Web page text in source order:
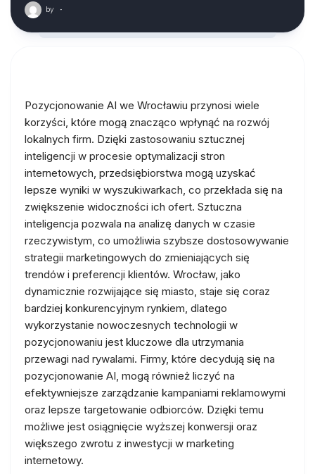
by ·
Pozycjonowanie AI we Wrocławiu przynosi wiele
korzyści, które mogą znacząco wpłynąć na rozwój
lokalnych firm. Dzięki zastosowaniu sztucznej
inteligencji w procesie optymalizacji stron
internetowych, przedsiębiorstwa mogą uzyskać
lepsze wyniki w wyszukiwarkach, co przekłada się na
zwiększenie widoczności ich ofert. Sztuczna
inteligencja pozwala na analizę danych w czasie
rzeczywistym, co umożliwia szybsze dostosowywanie
strategii marketingowych do zmieniających się
trendów i preferencji klientów. Wrocław, jako
dynamicznie rozwijające się miasto, staje się coraz
bardziej konkurencyjnym rynkiem, dlatego
wykorzystanie nowoczesnych technologii w
pozycjonowaniu jest kluczowe dla utrzymania
przewagi nad rywalami. Firmy, które decydują się na
pozycjonowanie AI, mogą również liczyć na
efektywniejsze zarządzanie kampaniami reklamowymi
oraz lepsze targetowanie odbiorców. Dzięki temu
możliwe jest osiągnięcie wyższej konwersji oraz
większego zwrotu z inwestycji w marketing
internetowy.